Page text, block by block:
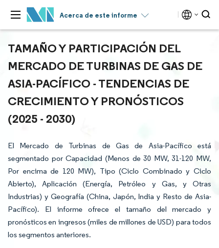
Acerca de este informe
TAMAÑO Y PARTICIPACIÓN DEL
MERCADO DE TURBINAS DE GAS DE
ASIA-PACÍFICO - TENDENCIAS DE
CRECIMIENTO Y PRONÓSTICOS
(2025 - 2030)
El Mercado de Turbinas de Gas de Asia-Pacífico está
segmentado por Capacidad (Menos de 30 MW, 31-120 MW,
Por encima de 120 MW), Tipo (Ciclo Combinado y Ciclo
Abierto), Aplicación (Energía, Petróleo y Gas, y Otras
Industrias) y Geografía (China, Japón, India y Resto de Asia-
Pacífico). El informe ofrece el tamaño del mercado y
pronósticos en ingresos (miles de millones de USD) para todos
los segmentos anteriores.